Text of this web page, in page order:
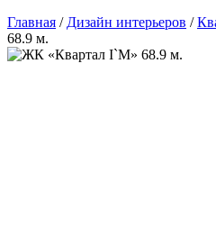
Главная / Дизайн интерьеров /
68.9 м.